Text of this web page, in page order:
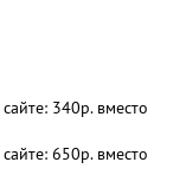
340р. вместо
650р. вместо